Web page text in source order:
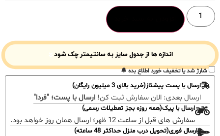
اندازه ها از جدول سایز به سانتیمتر چک شود
شارژ شد یا تخفیف خورد اطلاع بده 🔔
ارسال با پست پیشتاز(خرید بالای 3 میلیون رایگان)
ارسال بعدی: الان سفارش ثبت کن! ارسال با پست؛ "فردا"
ارسال با پیک(همه روزه بجز تعطیلات رسمی)
سفارش های قبل از ساعت 12 ظهر؛ ارسال همان روز خواهد بود.
ارسال فوری(تحویل درب منزل حداکثر 48 ساعته)